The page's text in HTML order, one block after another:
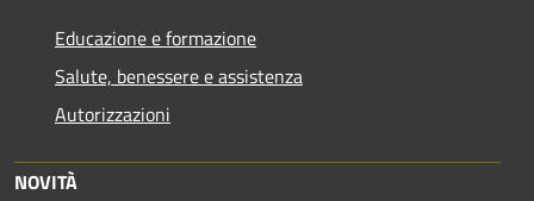
Educazione e formazione
Salute, benessere e assistenza
Autorizzazioni
NOVITÀ